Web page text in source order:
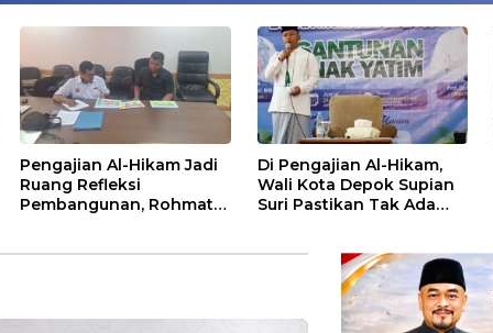
Pengajian Al-Hikam Jadi
Ruang Refleksi
Pembangunan, Rohmat
Di Pengajian Al-Hikam,
Wali Kota Depok Supian
Suri Pastikan Tak Ada